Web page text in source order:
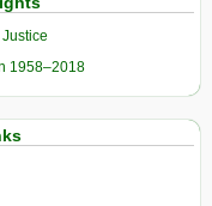
1958–2018